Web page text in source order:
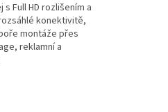
Full HD rozlišením a
konektivitě,
montáže přes
reklamní a